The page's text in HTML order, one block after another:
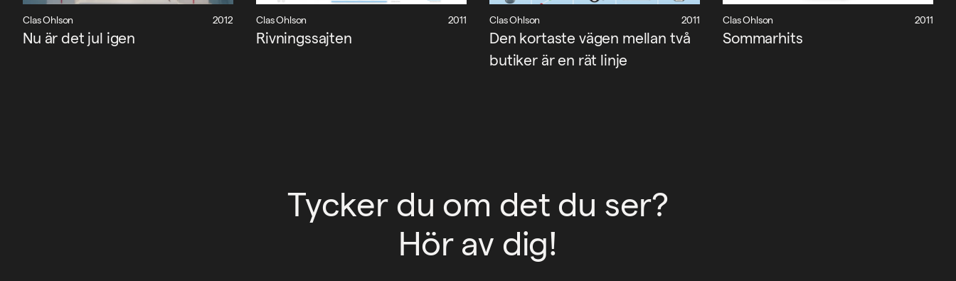
Clas Ohlson 2012
Nu är det jul igen
Clas Ohlson 2011
Rivningssajten
Clas Ohlson 2011
Den kortaste vägen mellan två
butiker är en rät linje
Clas Ohlson 2011
Sommarhits
Tycker du om det du ser?
Hör av dig!